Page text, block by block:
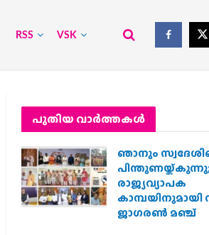
RSS VSK
പുതിയ വാര്‍ത്തകള്‍
ഞാനും
രാജ്യവ്യാപക
കാമ്പയിനുമായി
ജാഗരണ്‍ മഞ്ച്